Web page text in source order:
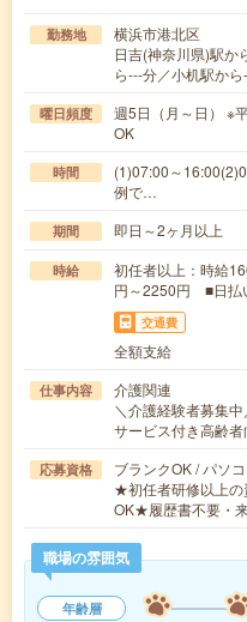
勤務地
横浜市港北区
日吉(神奈川県)駅か
ら---分／小机駅か
曜日頻度
週5日（月～日） ※
OK
時間
(1)07:00～
例で…
期間 即日～2ヶ月以上
時給
初任者以上：時給
円～2250円 ■日払
交通費
全額支給
仕事内容
介護関連
＼介護経験者募集
サービス付き高齢
応募資格
ブランクOK / パソ
★初任者研修以上
OK★履歴書不要・
職場の雰囲気
年齢層